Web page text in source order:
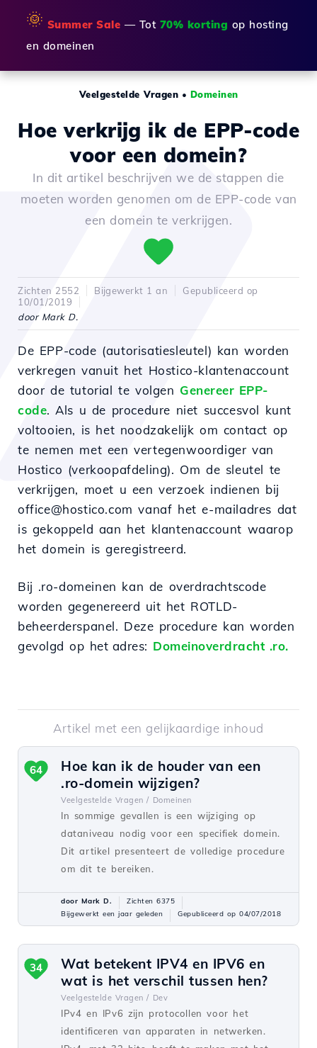
🌞 Summer Sale — Tot 70% korting op hosting
en domeinen
Veelgestelde Vragen • Domeinen
Hoe verkrijg ik de EPP-code
voor een domein?
In dit artikel beschrijven we de stappen die
moeten worden genomen om de EPP-code van
een domein te verkrijgen.
Zichten 2552 Bijgewerkt 1 an
Gepubliceerd op
10/01/2019
door Mark D.
De EPP-code (autorisatiesleutel) kan worden
verkregen vanuit het Hostico-klantenaccount
door de tutorial te volgen Genereer EPP-
code. Als u de procedure niet succesvol kunt
voltooien, is het noodzakelijk om contact op
te nemen met een vertegenwoordiger van
Hostico (verkoopafdeling). Om de sleutel te
verkrijgen, moet u een verzoek indienen bij
office@hostico.com vanaf het e-mailadres dat
is gekoppeld aan het klantenaccount waarop
het domein is geregistreerd.
Bij .ro-domeinen kan de overdrachtscode
worden gegenereerd uit het ROTLD-
beheerderspanel. Deze procedure kanworden
gevolgd op het adres: Domeinoverdracht .ro.
Artikel met een gelijkaardige inhoud
Hoe kan ik de houder van een
.ro-domein wijzigen?
Veelgestelde Vragen / Domeinen
In sommige gevallen is een wijziging op
dataniveau nodig voor een specifiek domein.
Dit artikel presenteert de volledige procedure
om dit te bereiken.
64
door Mark D.
Zichten 6375
Bijgewerkt een jaar geleden
Gepubliceerd op 04/07/2018
Wat betekent IPV4 en IPV6 en
wat is het verschil tussen hen?
Veelgestelde Vragen / Dev
IPv4 en IPv6 zijn protocollen voor het
identificeren van apparaten in netwerken.
34